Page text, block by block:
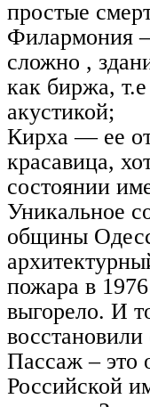
простые
Филармония
сложно ,
как биржа,
акустикой;
Кирха — ее
красавица,
состоянии
Уникальное
общины
пожара в
выгорело. И
восстановили
Пассаж – это
Российской